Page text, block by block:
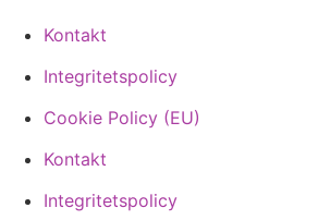
Kontakt
Integritetspolicy
Cookie Policy (EU)
Kontakt
Integritetspolicy